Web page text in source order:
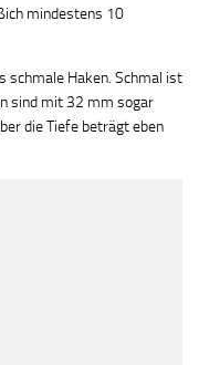
mindestens 10
schmale Haken. Schmal ist
sind mit 32 mm sogar
die Tiefe beträgt eben